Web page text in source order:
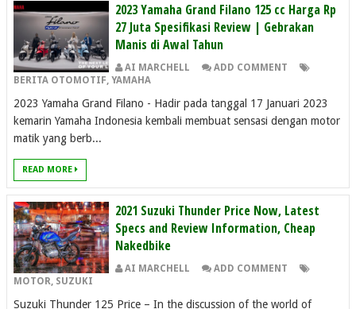
2023 Yamaha Grand Filano 125 cc Harga Rp
27 Juta Spesifikasi Review | Gebrakan
Manis di Awal Tahun
AI MARCHELL
ADD COMMENT
BERITA OTOMOTIF, YAMAHA
2023 Yamaha Grand Filano - Hadir pada tanggal 17 Januari 2023
kemarin Yamaha Indonesia kembali membuat sensasi dengan motor
matik yang berb...
READ MORE
2021 Suzuki Thunder Price Now, Latest
Specs and Review Information, Cheap
Nakedbike
AI MARCHELL
ADD COMMENT
MOTOR SUZUKI
Suzuki Thunder 125 Price – In the discussion of the world of